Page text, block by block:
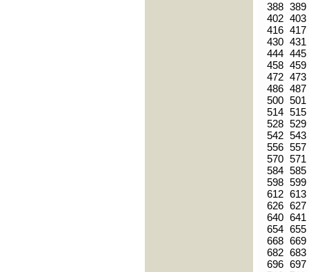
388 389
402 403
416 417
430 431
444 445
458 459
472 473
486 487
500 501
514 515
528 529
542 543
556 557
570 571
584 585
598 599
612 613
626 627
640 641
654 655
668 669
682 683
696 697